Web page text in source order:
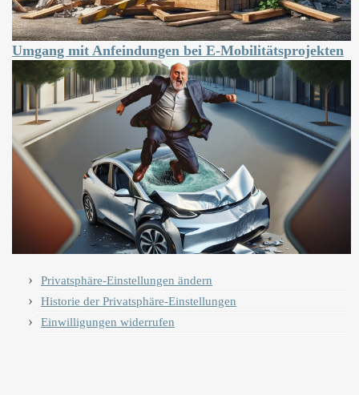
Umgang mit Anfeindungen bei E-Mobilitätsprojekten
Privatsphäre-Einstellungen ändern
Historie der Privatsphäre-Einstellungen
Einwilligungen widerrufen